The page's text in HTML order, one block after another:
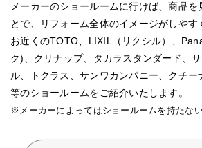
メーカーのショールームに行けば、商品を
とで、リフォーム全体のイメージがしやす
お近くのTOTO、LIXIL（リクシル）、
ク)、クリナップ、タカラスタンダード、
ル、トクラス、サンワカンパニー、クチー
等のショールームをご紹介いたします。
※メーカーによってはショールームを持たな